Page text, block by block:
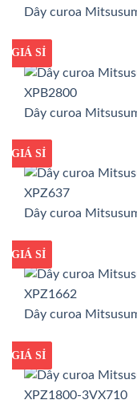
Dây curoa
GIÁ TỐT
GIÁ SỈ
Dây curoa
GIÁ TỐT
GIÁ SỈ
Dây curoa
GIÁ TỐT
GIÁ SỈ
Dây curoa
GIÁ TỐT
GIÁ SỈ